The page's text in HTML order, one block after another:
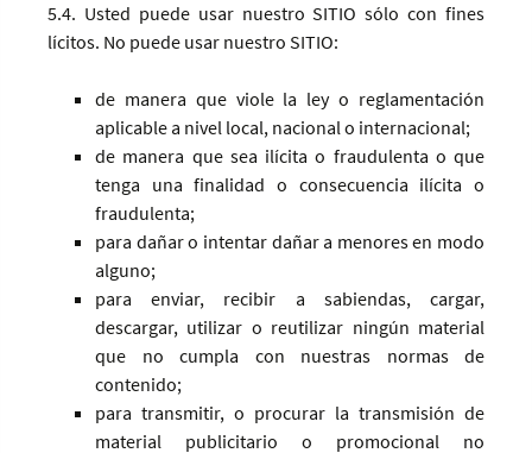
5.4. Usted puede usar nuestro SITIO sólo con fines
lícitos. No puede usar nuestro SITIO:
de manera que viole la ley o reglamentación
aplicable a nivel local, nacional o internacional;
de manera que sea ilícita o fraudulenta o que
tenga una finalidad o consecuencia ilícita o
fraudulenta;
para dañar o intentar dañar a menores en modo
alguno;
para enviar, recibir a sabiendas, cargar,
descargar, utilizar o reutilizar ningún material
que no cumpla con nuestras normas de
contenido;
para transmitir, o procurar la transmisión de
material publicitario o promocional no